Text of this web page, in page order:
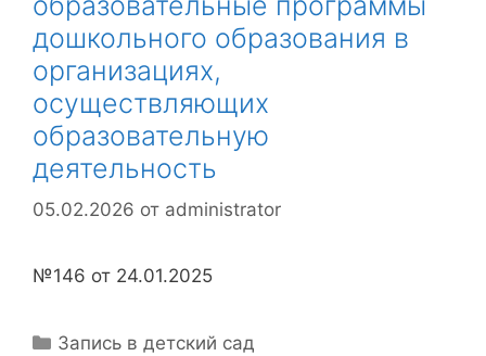
дошкольного образования в
организациях,
осуществляющих
образовательную
деятельность
05.02.2026 от administrator
№146 от 24.01.2025
Рубрики
Запись в детский сад